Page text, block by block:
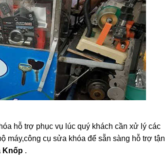
hỗ trợ phục vụ lúc quý khách cần xử lý các
máy,công cụ sửa khóa để sẵn sàng hỗ trợ tận
Knốp .